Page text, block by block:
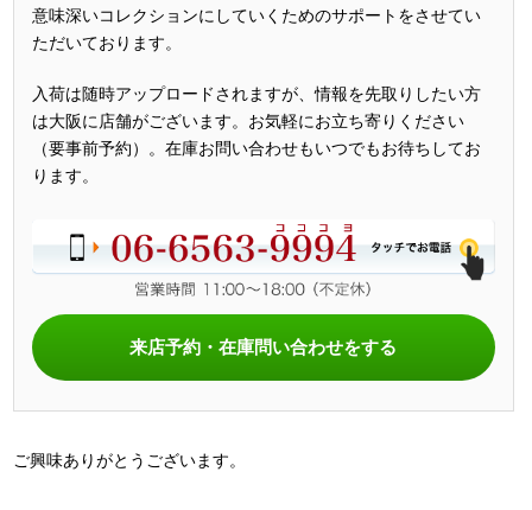
意味深いコレクションにしていくためのサポートをさせてい
ただいております。
入荷は随時アップロードされますが、情報を先取りしたい方
は大阪に店舗がございます。お気軽にお立ち寄りください
（要事前予約）。在庫お問い合わせもいつでもお待ちしてお
ります。
来店予約・在庫問い合わせをする
ご興味ありがとうございます。